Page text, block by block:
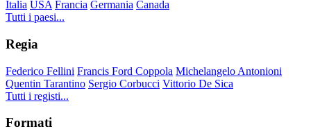
Italia USA Francia Germania Canada
Tutti i paesi...
Regia
Federico Fellini Francis Ford Coppola Michelangelo Antonioni
Quentin Tarantino Sergio Corbucci Vittorio De Sica
Tutti i registi...
Formati